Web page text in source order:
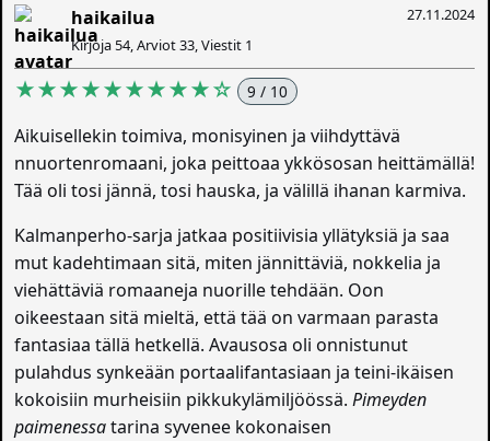
27.11.2024
haikailua
Kirjoja 54, Arviot 33, Viestit 1
★★★★★★★★★☆ 9 / 10
Aikuisellekin toimiva, monisyinen ja viihdyttävä
nnuortenromaani, joka peittoaa ykkösosan heittämällä!
Tää oli tosi jännä, tosi hauska, ja välillä ihanan karmiva.
Kalmanperho-sarja jatkaa positiivisia yllätyksiä ja saa
mut kadehtimaan sitä, miten jännittäviä, nokkelia ja
viehättäviä romaaneja nuorille tehdään. Oon
oikeestaan sitä mieltä, että tää on varmaan parasta
fantasiaa tällä hetkellä. Avausosa oli onnistunut
pulahdus synkeään portaalifantasiaan ja teini-ikäisen
kokoisiin murheisiin pikkukylämiljöössä.Pimeyden
paimenessatarina syvenee kokonaisen